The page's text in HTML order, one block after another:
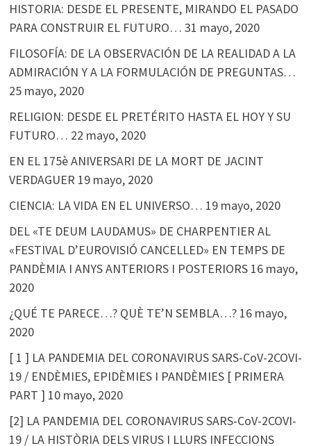
HISTORIA: DESDE EL PRESENTE, MIRANDO EL PASADO
PARA CONSTRUIR EL FUTURO… 31 mayo, 2020
FILOSOFÍA: DE LA OBSERVACIÓN DE LA REALIDAD A LA
ADMIRACIÓN Y A LA FORMULACIÓN DE PREGUNTAS…
25 mayo, 2020
RELIGION: DESDE EL PRETÉRITO HASTA EL HOY Y SU
FUTURO… 22 mayo, 2020
EN EL 175è ANIVERSARI DE LA MORT DE JACINT
VERDAGUER 19 mayo, 2020
CIENCIA: LA VIDA EN EL UNIVERSO… 19 mayo, 2020
DEL «TE DEUM LAUDAMUS» DE CHARPENTIER AL
«FESTIVAL D’EUROVISIÓ CANCELLED» EN TEMPS DE
PANDÈMIA I ANYS ANTERIORS I POSTERIORS 16 mayo,
2020
¿QUÉ TE PARECE…? QUÈ TE’N SEMBLA…? 16 mayo,
2020
[ 1 ] LA PANDEMIA DEL CORONAVIRUS SARS-CoV-2COVI-
19 / ENDÈMIES, EPIDÈMIES I PANDÈMIES [ PRIMERA
PART ] 10 mayo, 2020
[2] LA PANDEMIA DEL CORONAVIRUS SARS-CoV-2COVI-
19 / LA HISTÒRIA DELS VIRUS I LLURS INFECCIONS